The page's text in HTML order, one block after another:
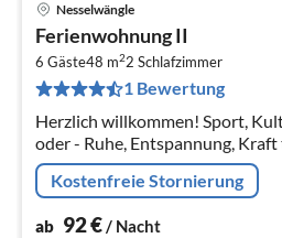
Nesselwängle
Ferienwohnung II
6 Gäste48 m22 Schlafzimmer
1 Bewertung
Herzlich willkommen! Sport, Kultur, Action, Apres Ski -
oder - Ruhe, Entspannung, Kraft
Kostenfreie Stornierung
ab 92€/ Nacht